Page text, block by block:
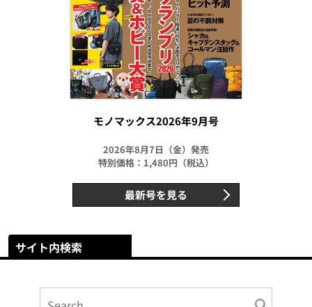
モノマックス2026年9月号
2026年8月7日（金）発売
特別価格：1,480円（税込）
最新号を見る
サイト内検索